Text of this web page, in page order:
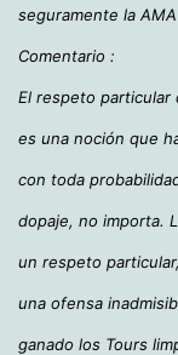
seguramente la
Comentario :
El respeto particular
es una noción que
con toda
dopaje, no importa.
un respeto
una ofensa
ganado los Tours